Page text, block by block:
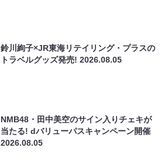
鈴川絢子×JR東海リテイリング・プラスの
トラベルグッズ発売!2026.08.05
NMB48・田中美空のサイン入りチェキが
当たる! dバリューパスキャンペーン開催
2026.08.05